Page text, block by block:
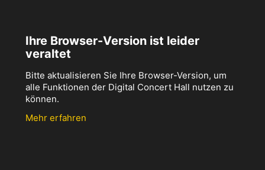
Ihre Browser-Version ist leider
veraltet
Bitte aktualisieren Sie Ihre Browser-Version, um
alle Funktionen der Digital Concert Hall nutzen zu
können.
Mehr erfahren